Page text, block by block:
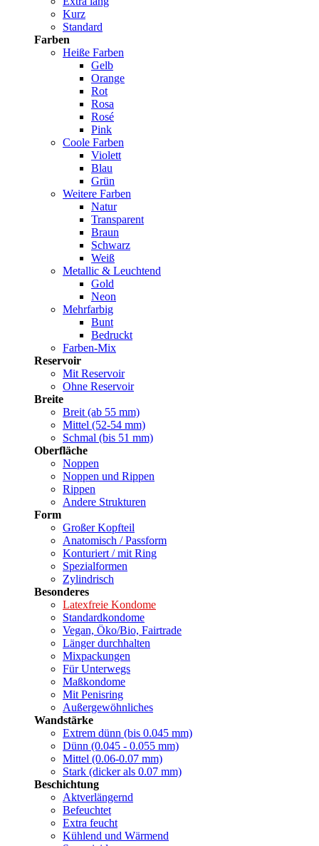
Kurz
Standard
Farben
Heiße Farben
Gelb
Orange
Rot
Rosa
Rosé
Pink
Coole Farben
Violett
Blau
Grün
Weitere Farben
Natur
Transparent
Braun
Schwarz
Weiß
Metallic & Leuchtend
Gold
Neon
Mehrfarbig
Bunt
Bedruckt
Farben-Mix
Reservoir
Mit Reservoir
Ohne Reservoir
Breite
Breit (ab 55 mm)
Mittel (52-54 mm)
Schmal (bis 51 mm)
Oberfläche
Noppen
Noppen und Rippen
Rippen
Andere Strukturen
Form
Großer Kopfteil
Anatomisch / Passform
Konturiert / mit Ring
Spezialformen
Zylindrisch
Besonderes
Latexfreie Kondome
Standardkondome
Vegan, Öko/Bio, Fairtrade
Länger durchhalten
Mixpackungen
Für Unterwegs
Maßkondome
Mit Penisring
Außergewöhnliches
Wandstärke
Extrem dünn (bis 0.045 mm)
Dünn (0.045 - 0.055 mm)
Mittel (0.06-0.07 mm)
Stark (dicker als 0.07 mm)
Beschichtung
Aktverlängernd
Befeuchtet
Extra feucht
Kühlend und Wärmend